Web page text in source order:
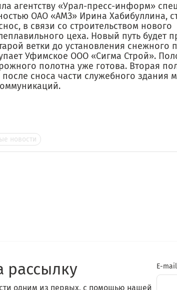
агентству «Урал-пресс-информ»
ОАО «АМЗ» Ирина Хабибуллина,
в связи со строительством нового
цеха. Новый путь будет
ветки до установления снежного
Уфимское ООО «Сигма Строй».
полотна уже готова. Вторая
сноса части служебного здания
новости
рассылку
одним из первых, с помощью нашей
E-mail